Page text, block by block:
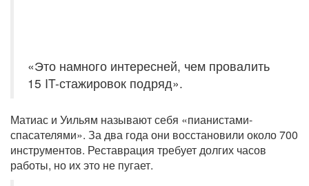
«Это намного интересней, чем провалить
15 IT-стажировок подряд».
Матиас и Уильям называют себя «пианистами-
спасателями». За два года они восстановили около 700
инструментов. Реставрация требует долгих часов
работы, но их это не пугает.